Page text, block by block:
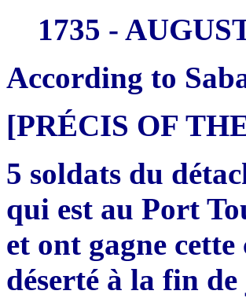
1735 -
According to
[PRÉCIS OF
5 soldats du
qui est au Port
et ont gagne
déserté à la fin